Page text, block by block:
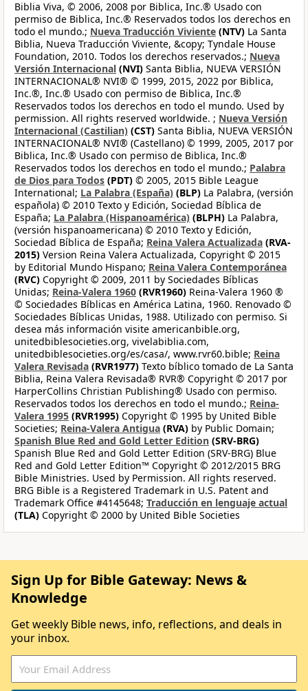
Biblia Viva, © 2006, 2008 por Biblica, Inc.® Usado con
permiso de Biblica, Inc.® Reservados todos los derechos en
todo el mundo.; Nueva Traducción Viviente (NTV) La Santa
Biblia, Nueva Traducción Viviente, &copy; Tyndale House
Foundation, 2010. Todos los derechos reservados.; Nueva
Versión Internacional (NVI) Santa Biblia, NUEVA VERSIÓN
INTERNACIONAL® NVI® © 1999, 2015, 2022 por Biblica,
Inc.®, Inc.® Usado con permiso de Biblica, Inc.®
Reservados todos los derechos en todo el mundo. Used by
permission. All rights reserved worldwide. ; Nueva Versión
Internacional (Castilian) (CST) Santa Biblia, NUEVA VERSIÓN
INTERNACIONAL® NVI® (Castellano) © 1999, 2005, 2017 por
Biblica, Inc.® Usado con permiso de Biblica, Inc.®
Reservados todos los derechos en todo el mundo.; Palabra
de Dios para Todos (PDT) © 2005, 2015 Bible League
International; La Palabra (España) (BLP) La Palabra, (versión
española) © 2010 Texto y Edición, Sociedad Bíblica de
España; La Palabra (Hispanoamérica) (BLPH) La Palabra,
(versión hispanoamericana) © 2010 Texto y Edición,
Sociedad Bíblica de España; Reina Valera Actualizada (RVA-
2015) Version Reina Valera Actualizada, Copyright © 2015
by Editorial Mundo Hispano; Reina Valera Contemporánea
(RVC) Copyright © 2009, 2011 by Sociedades Bíblicas
Unidas; Reina-Valera 1960 (RVR1960) Reina-Valera 1960 ®
© Sociedades Bíblicas en América Latina, 1960. Renovado ©
Sociedades Bíblicas Unidas, 1988. Utilizado con permiso. Si
desea más información visite americanbible.org,
unitedbiblesocieties.org, vivelabiblia.com,
unitedbiblesocieties.org/es/casa/, www.rvr60.bible; Reina
Valera Revisada (RVR1977) Texto bíblico tomado de La Santa
Biblia, Reina Valera Revisada® RVR® Copyright © 2017 por
HarperCollins Christian Publishing® Usado con permiso.
Reservados todos los derechos en todo el mundo.; Reina-
Valera 1995 (RVR1995) Copyright © 1995 by United Bible
Societies; Reina-Valera Antigua (RVA) by Public Domain;
Spanish Blue Red and Gold Letter Edition (SRV-BRG)
Spanish Blue Red and Gold Letter Edition (SRV-BRG) Blue
Red and Gold Letter Edition™ Copyright © 2012/2015 BRG
Bible Ministries. Used by Permission. All rights reserved.
BRG Bible is a Registered Trademark in U.S. Patent and
Trademark Office #4145648; Traducción en lenguaje actual
(TLA) Copyright © 2000 by United Bible Societies
Sign Up for Bible Gateway: News &
Knowledge
Get weekly Bible news, info, reflections, and deals in
your inbox.